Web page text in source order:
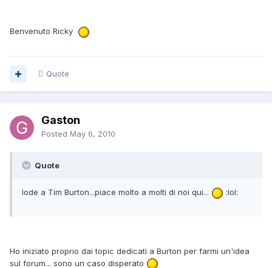
Benvenuto Ricky
Quote
Gaston
Posted May 6, 2010
Quote
lode a Tim Burton...piace molto a molti di noi qui... :lol:
Ho iniziato proprio dai topic dedicati a Burton per farmi un'idea
sul forum... sono un caso disperato